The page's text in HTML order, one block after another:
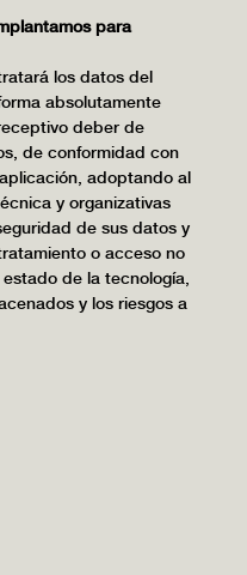
para
los datos del
absolutamente
deber de
de conformidad con
adoptando al
y organizativas
de sus datos y
o acceso no
de la tecnología,
y los riesgos a